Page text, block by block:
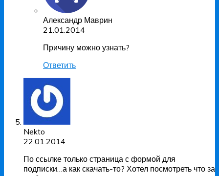
Александр Маврин
21.01.2014
Причину можно узнать?
Ответить
Nekto
22.01.2014
По ссылке только страница с формой для
подписки…а как скачать-то? Хотел посмотреть что за